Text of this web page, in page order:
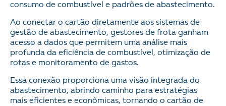
consumo de combustível e padrões de abastecimento.
Ao conectar o cartão diretamente aos sistemas de
gestão de abastecimento, gestores de frota ganham
acesso a dados que permitem uma análise mais
profunda da eficiência de combustível, otimização de
rotas e monitoramento de gastos.
Essa conexão proporciona uma visão integrada do
abastecimento, abrindo caminho para estratégias
mais eficientes e econômicas, tornando o cartão de